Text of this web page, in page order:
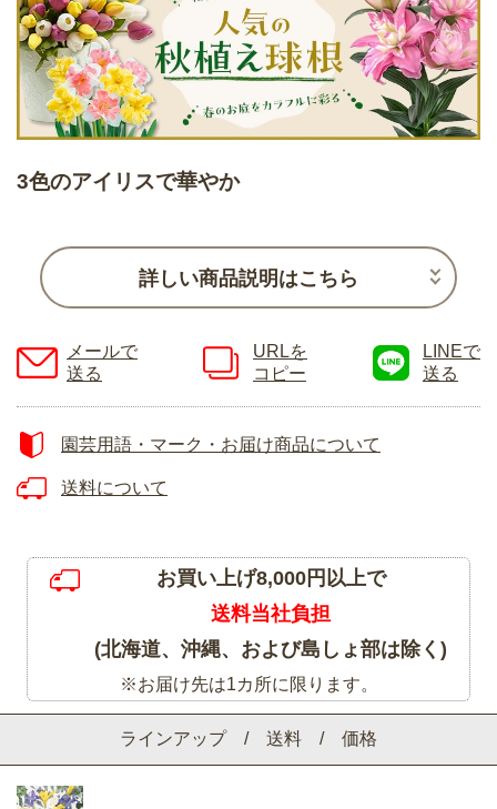
3色のアイリスで華やか
ラインアップ / 送料 / 価格
詳しい商品説明はこちら
メールで
送る
URLを
コピー
LINEで
送る
園芸用語・マーク・お届け商品について
送料について
お買い上げ8,000円以上で
送料当社負担
(北海道、沖縄、および島しょ部は除く)
※お届け先は1カ所に限ります。